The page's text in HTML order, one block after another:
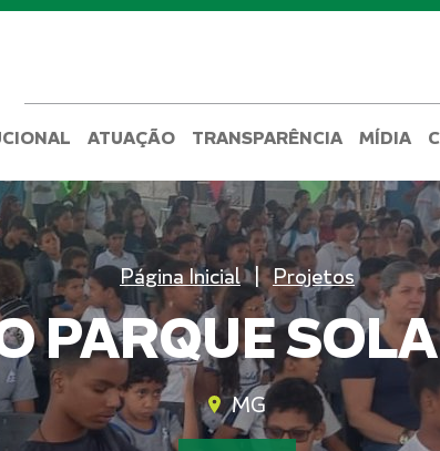
ATUAÇÃO TRANSPARÊNCIA MÍDIA
Página Inicial Projetos
PARQUE
MG